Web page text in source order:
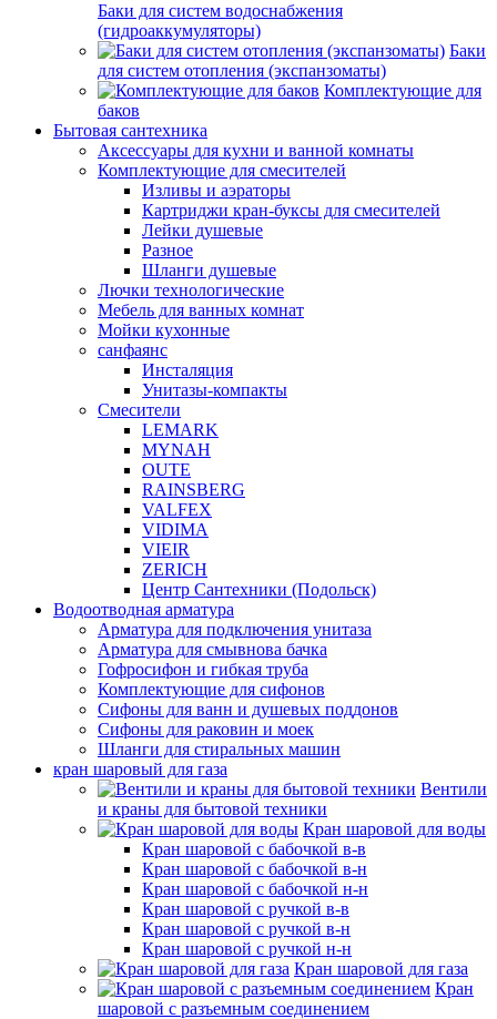
Баки для систем водоснабжения
(гидроаккумуляторы)
Баки
для систем отопления (экспанзоматы)
Комплектующие для
баков
Бытовая сантехника
Аксессуары для кухни и ванной комнаты
Комплектующие для смесителей
Изливы и аэраторы
Картриджи кран-буксы для смесителей
Лейки душевые
Разное
Шланги душевые
Лючки технологические
Мебель для ванных комнат
Мойки кухонные
санфаянс
Инсталяция
Унитазы-компакты
Смесители
LEMARK
MYNAH
OUTE
RAINSBERG
VALFEX
VIDIMA
VIEIR
ZERICH
Центр Сантехники (Подольск)
Водоотводная арматура
Арматура для подключения унитаза
Арматура для смывнова бачка
Гофросифон и гибкая труба
Комплектующие для сифонов
Сифоны для ванн и душевых поддонов
Сифоны для раковин и моек
Шланги для стиральных машин
кран шаровый для газа
Вентили
и краны для бытовой техники
Кран шаровой для воды
Кран шаровой с бабочкой в-в
Кран шаровой с бабочкой в-н
Кран шаровой с бабочкой н-н
Кран шаровой с ручкой в-в
Кран шаровой с ручкой в-н
Кран шаровой с ручкой н-н
Кран шаровой для газа
Кран
шаровой с разъемным соединением